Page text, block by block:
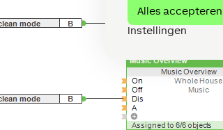
Alles accepteren
Instellingen